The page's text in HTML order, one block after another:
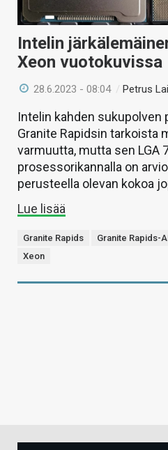
HAKU
Intelin
Xeon vuotokuvissa
28.6.2023 - 08:04 / Petrus
Intelin kahden sukupolven
Granite Rapidsin tarkoista
varmuutta, mutta sen LGA
prosessorikannalla on
perusteella olevan kokoa
Lue lisää
Granite Rapids Granite Rapids-
Xeon